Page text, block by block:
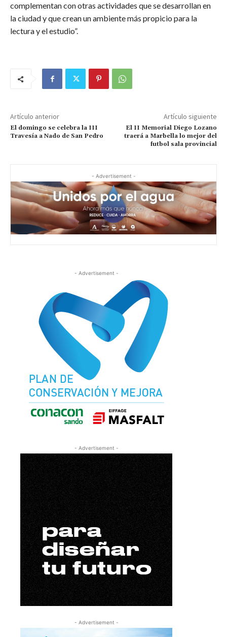
complementan con otras actividades que se desarrollan en
la ciudad y que crean un ambiente más propicio para la
lectura y el estudio”.
Artículo anterior
El domingo se celebra la III
Travesía a Nado de San Pedro
Artículo siguiente
El II Memorial Diego Lozano
traerá a Marbella lo mejor del
futbol sala provincial
- Advertisement -
- Advertisement -
- Advertisement -
- Advertisement -